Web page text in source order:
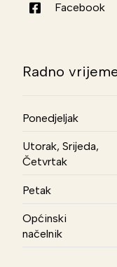
Facebook
Radno
Ponedjeljak
Utorak, Srijeda,
Četvrtak
Petak
Općinski
načelnik